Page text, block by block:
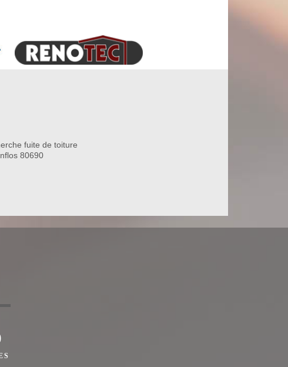
fuite de toiture
80690